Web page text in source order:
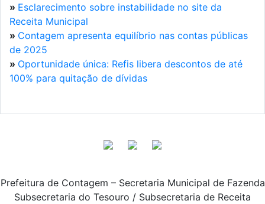
» Esclarecimento sobre instabilidade no site da
Receita Municipal
» Contagem apresenta equilíbrio nas contas públicas
de 2025
» Oportunidade única: Refis libera descontos de até
100% para quitação de dívidas
Prefeitura de Contagem – Secretaria Municipal de Fazenda
Subsecretaria do Tesouro / Subsecretaria de Receita